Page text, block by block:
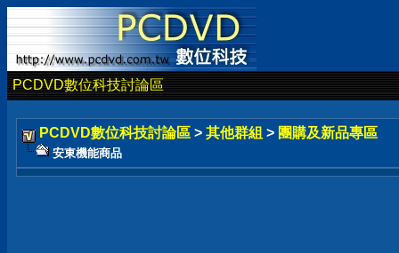
PCDVD數位科技討論區
PCDVD數位科技討論區 > 其他群組 > 團購及新品專區
安東機能商品